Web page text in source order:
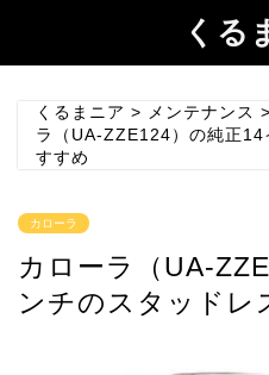
くる
くるまニア > メンテナンス >
ラ（UA-ZZE124）の純正14
すすめ
カローラ
カローラ（UA-
ンチのスタッドレ